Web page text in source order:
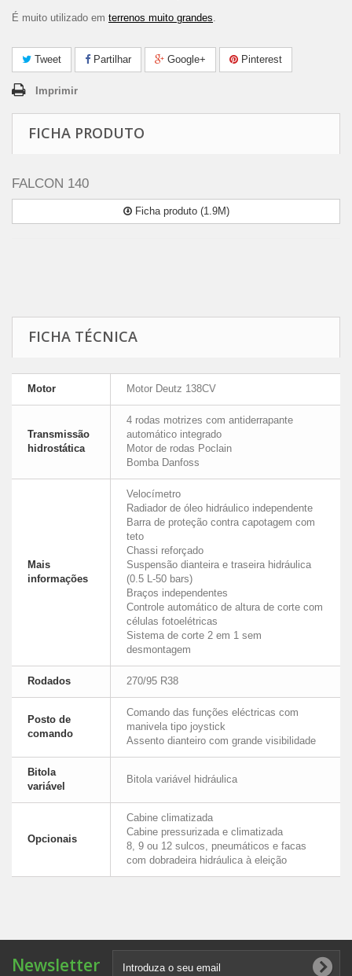
É muito utilizado em terrenos muito grandes
Tweet Partilhar Google+ Pinterest
Imprimir
FICHA PRODUTO
FALCON 140
Ficha produto (1.9M)
FICHA TÉCNICA
Motor Motor Deutz 138CV
Transmissão
hidrostática
4 rodas motrizes com antiderrapante
automático integrado
Motor de rodas Poclain
Bomba Danfoss
Mais
informações
Velocímetro
Radiador de óleo hidráulico independente
Barra de proteção contra capotagem com
teto
Chassi reforçado
Suspensão dianteira e traseira hidráulica
(0.5 L-50 bars)
Braços independentes
Controle automático de altura de corte com
células fotoelétricas
Sistema de corte 2 em 1 sem
desmontagem
Rodados 270/95 R38
Posto de
comando
Comando das funções eléctricas com
manivela tipo joystick
Assento dianteiro com grande visibilidade
Bitola
variável
Bitola variável hidráulica
Opcionais
Cabine climatizada
Cabine pressurizada e climatizada
8, 9 ou 12 sulcos, pneumáticos e facas
com dobradeira hidráulica à eleição
Newsletter